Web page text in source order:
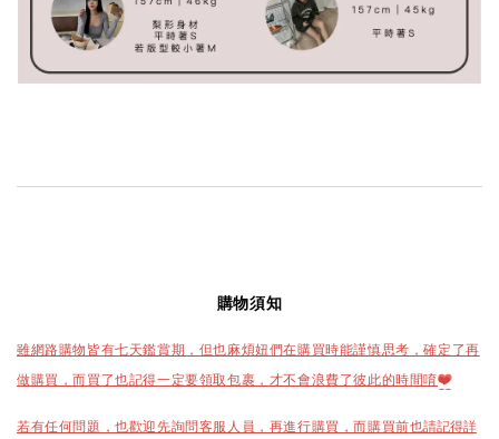
購物須知
雖網路購物皆有七天鑑賞期，但也麻煩妞們在購買時能謹慎思考，確定了再
做購買，而買了也記得一定要領取包裹，才不會浪費了彼此的時間唷❤️
若有任何問題，也歡迎先詢問客服人員，再進行購買，而購買前也請記得詳